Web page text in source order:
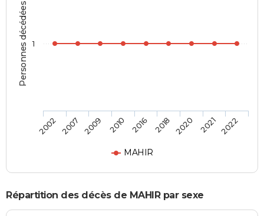
Personnes décédées
MAHIR
2002 2007 2009 2010 2016 2018 2020 2021 2022
1
Répartition des décès de MAHIR par sexe